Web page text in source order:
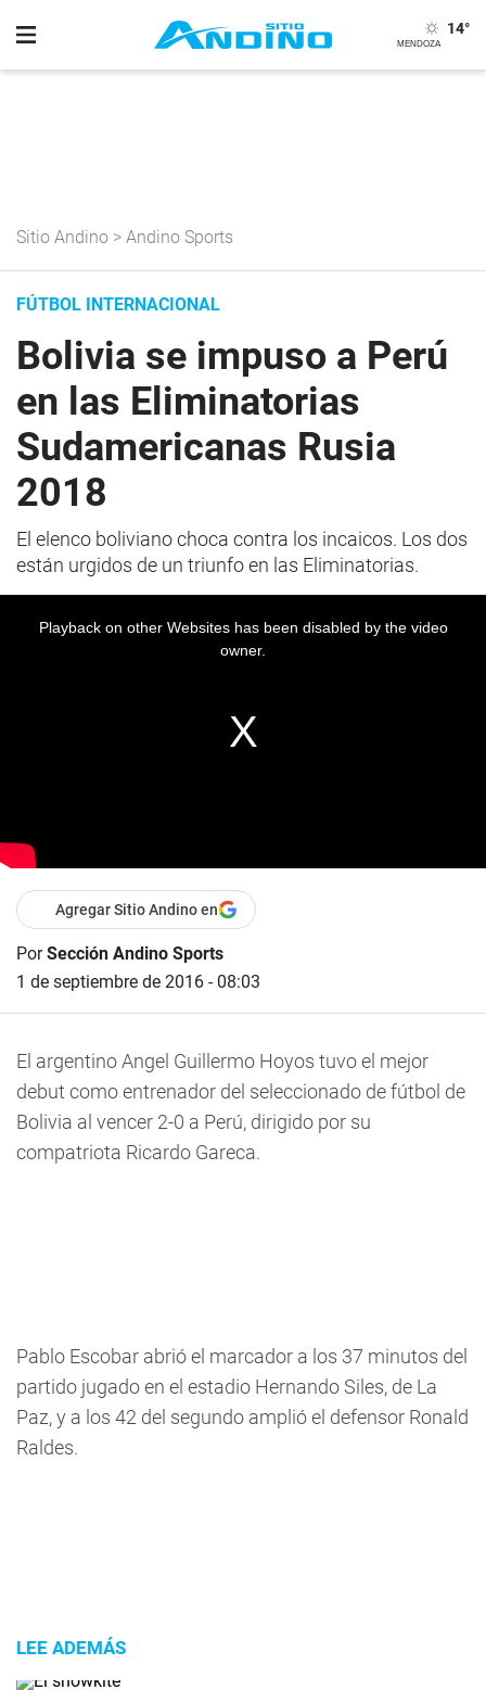
14°
Sitio Andino > Andino Sports
FÚTBOL INTERNACIONAL
Bolivia se impuso a Perú
en las Eliminatorias
Sudamericanas Rusia
2018
El elenco boliviano choca contra los incaicos. Los dos
están urgidos de un triunfo en las Eliminatorias.
Playback on other Websites has been disabled by the video
owner.
Agregar Sitio Andino en
PorSección Andino Sports
1 de septiembre de 2016 - 08:03
El argentino Angel Guillermo Hoyos tuvo el mejor
debut como entrenador del seleccionado de fútbol de
Bolivia al vencer 2-0 a Perú, dirigido por su
compatriota Ricardo Gareca.
Pablo Escobar abrió el marcador a los 37 minutos del
partido jugado en el estadio Hernando Siles, de La
Paz, y a los 42 del segundo amplió el defensor Ronald
Raldes.
LEE ADEMÁS